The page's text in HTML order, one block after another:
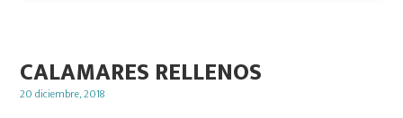
CALAMARES RELLENOS
Posted
20 diciembre, 2018